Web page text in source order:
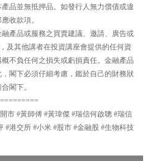
品並無抵押品。如發行人無力償債或違
收款項。
產品或服務之買賣建議、邀請、廣告或
及其他講者在投資講座會提供的任何資
不負任何之損失或虧損責任。金融產品
閣下必須仔細考慮，鑑於自己的財務狀
閣下。
市 #黃師傅 #黃瑋傑 #瑞信何啟聰 #瑞信
#港交所 #小米 #股市 #金融股 #生物科技